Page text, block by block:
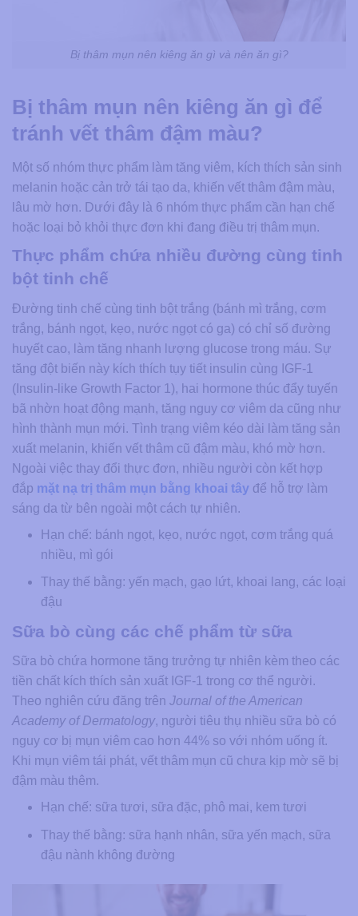
Bị thâm mụn nên kiêng ăn gì và nên ăn gì?
Bị thâm mụn nên kiêng ăn gì để
tránh vết thâm đậm màu?
Một số nhóm thực phẩm làm tăng viêm, kích thích sản sinh
melanin hoặc cản trở tái tạo da, khiến vết thâm đậm màu,
lâu mờ hơn. Dưới đây là 6 nhóm thực phẩm cần hạn chế
hoặc loại bỏ khỏi thực đơn khi đang điều trị thâm mụn.
Thực phẩm chứa nhiều đường cùng tinh
bột tinh chế
Đường tinh chế cùng tinh bột trắng (bánh mì trắng, cơm
trắng, bánh ngọt, kẹo, nước ngọt có ga) có chỉ số đường
huyết cao, làm tăng nhanh lượng glucose trong máu. Sự
tăng đột biến này kích thích tụy tiết insulin cùng IGF-1
(Insulin-like Growth Factor 1), hai hormone thúc đẩy tuyến
bã nhờn hoạt động mạnh, tăng nguy cơ viêm da cũng như
hình thành mụn mới. Tình trạng viêm kéo dài làm tăng sản
xuất melanin, khiến vết thâm cũ đậm màu, khó mờ hơn.
Ngoài việc thay đổi thực đơn, nhiều người còn kết hợp
đắp mặt nạ trị thâm mụn bằng khoai tây để hỗ trợ làm
sáng da từ bên ngoài một cách tự nhiên.
Hạn chế: bánh ngọt, kẹo, nước ngọt, cơm trắng quá
nhiều, mì gói
Thay thế bằng: yến mạch, gạo lứt, khoai lang, các loại
đậu
Sữa bò cùng các chế phẩm từ sữa
Sữa bò chứa hormone tăng trưởng tự nhiên kèm theo các
tiền chất kích thích sản xuất IGF-1 trong cơ thể người.
Theo nghiên cứu đăng trên Journal of the American
Academy of Dermatology, người tiêu thụ nhiều sữa bò có
nguy cơ bị mụn viêm cao hơn 44% so với nhóm uống ít.
Khi mụn viêm tái phát, vết thâm mụn cũ chưa kịp mờ sẽ bị
đậm màu thêm.
Hạn chế: sữa tươi, sữa đặc, phô mai, kem tươi
Thay thế bằng: sữa hạnh nhân, sữa yến mạch, sữa
đậu nành không đường